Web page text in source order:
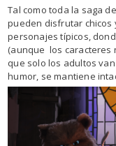
Tal como toda la saga
pueden disfrutar chicos
personajes típicos,
(aunque los caracteres
que solo los adultos
humor, se mantiene